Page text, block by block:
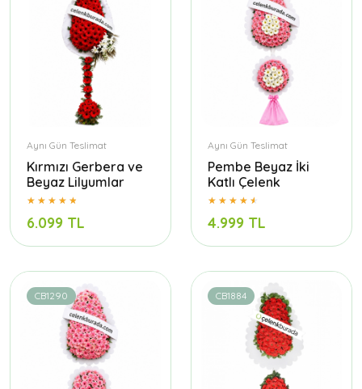
Aynı Gün Teslimat
Kırmızı Gerbera ve
Beyaz Lilyumlar
6.099 TL
Aynı Gün Teslimat
Pembe Beyaz İki
Katlı Çelenk
4.999 TL
CB1290 CB1884